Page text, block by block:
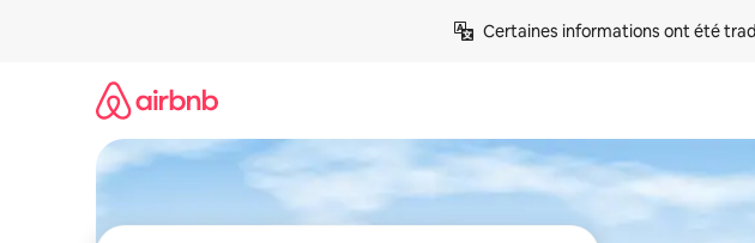
Certaines informations ont été